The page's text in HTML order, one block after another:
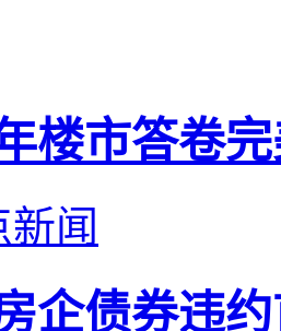
楼市答卷
新闻
企债券违